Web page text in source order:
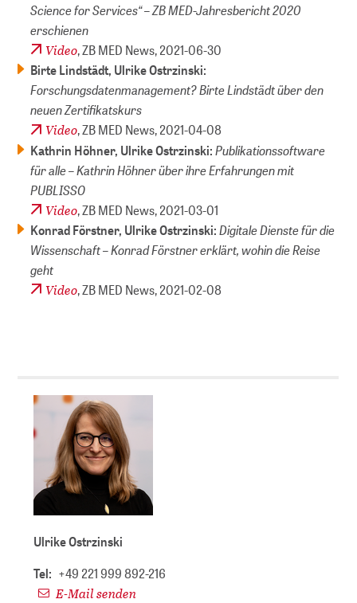
Science for Services“ – ZB MED-Jahresbericht 2020
erschienen
Video, ZB MED News,2021-06-30
Birte Lindstädt, Ulrike Ostrzinski:
Forschungsdatenmanagement? Birte Lindstädt über den
neuen Zertifikatskurs
Video, ZB MED News,2021-04-08
Kathrin Höhner, Ulrike Ostrzinski:Publikationssoftware
für alle – Kathrin Höhner über ihre Erfahrungen mit
PUBLISSO
Video, ZB MED News,2021-03-01
Konrad Förstner, Ulrike Ostrzinski:Digitale Dienste für die
Wissenschaft – Konrad Förstner erklärt, wohin die Reise
geht
Video, ZB MED News,2021-02-08
Ulrike Ostrzinski
Tel: +49 221 999 892-216
E-Mail senden